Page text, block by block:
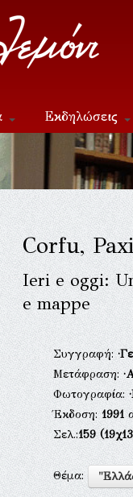
Εκδηλώσεις
Corfu,
Ieri e oggi:
e mappe
Συγγραφή:
Μετάφραση:
Φωτογραφία:
Έκδοση:1991
Σελ.:159
Θέμα: